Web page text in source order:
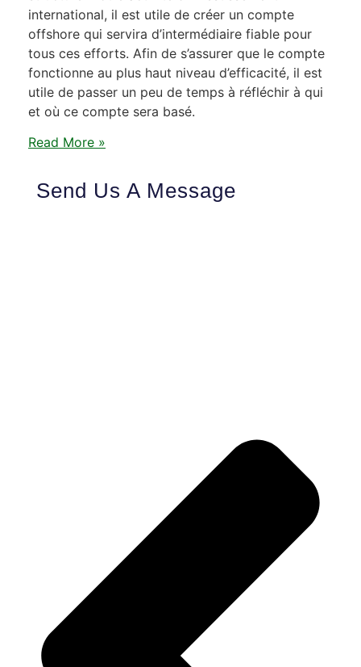
international, il est utile de créer un compte
offshore qui servira d’intermédiaire fiable pour
tous ces efforts. Afin de s’assurer que le compte
fonctionne au plus haut niveau d’efficacité, il est
utile de passer un peu de temps à réfléchir à qui
et où ce compte sera basé.
Read More »
Send Us A Message